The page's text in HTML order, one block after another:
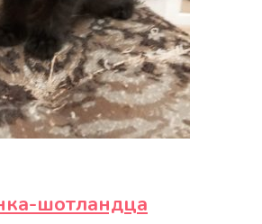
шотландца